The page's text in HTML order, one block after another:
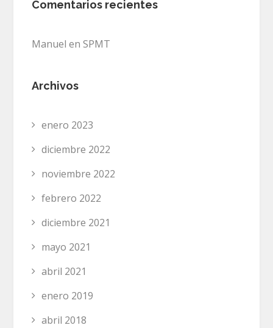
Comentarios recientes
Manuel enSPMT
Archivos
enero 2023
diciembre 2022
noviembre 2022
febrero 2022
diciembre 2021
mayo 2021
abril 2021
enero 2019
abril 2018